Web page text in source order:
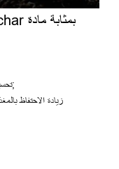
تحسين تهوية التربة وصرفها وتعزيز بنية التربة;
زيادة الاحتفاظ